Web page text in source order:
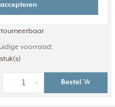
levertijd:
voorraad:
+
- Bestel